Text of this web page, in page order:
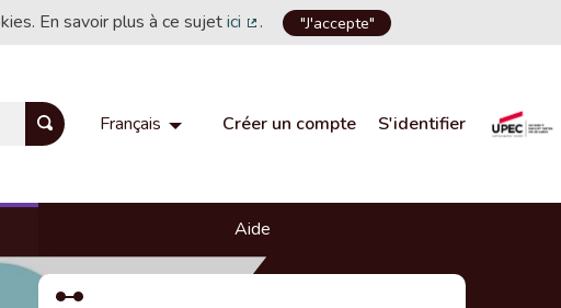
En savoir plus à ce sujetici
(Lien externe)
. "J'accepte"
Français Choisir la langueChoose language
Créer un compte S'identifier
Aide